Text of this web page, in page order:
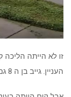
זו לא הייתה
העניין. גייב בן ה 8 גם התעייף מאוד מההליכות הארוכות.